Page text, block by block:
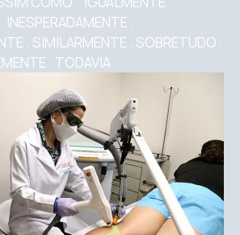
.
. SIMILARMENTE . SOBRETUDO .
. TODAVIA